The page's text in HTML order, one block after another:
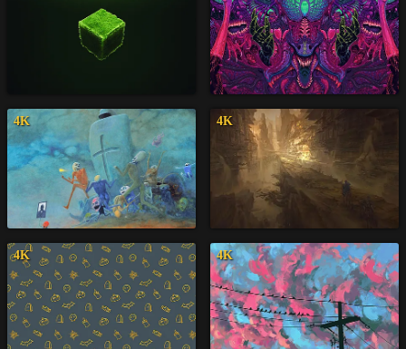
4K 4K
4K 4K